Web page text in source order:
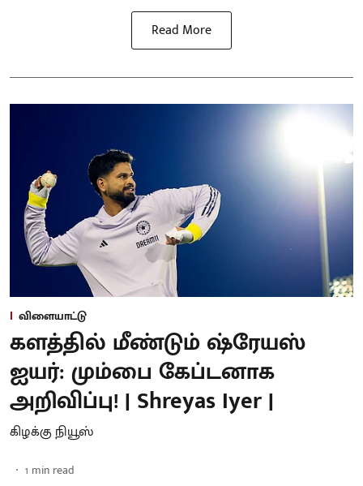
Read More
விளையாட்டு
களத்தில் மீண்டும் ஷ்ரேயஸ்
ஐயர்: மும்பை கேப்டனாக
அறிவிப்பு! | Shreyas Iyer |
கிழக்கு நியூஸ்
1 min read